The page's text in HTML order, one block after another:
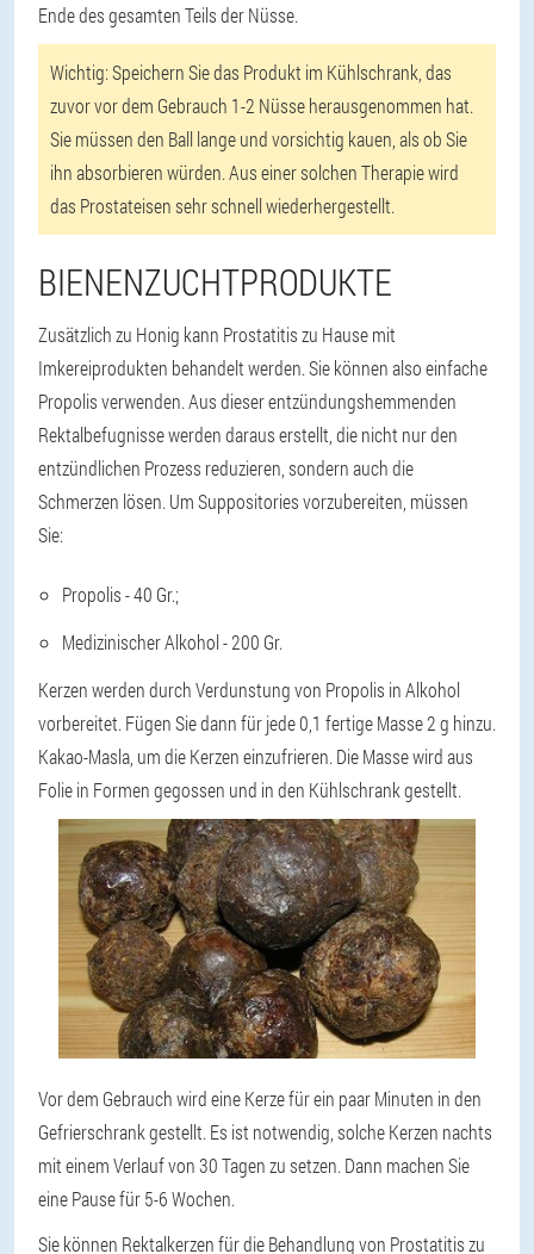
Ende des gesamten Teils der Nüsse.
Wichtig:Speichern Sie das Produkt im Kühlschrank, das
zuvor vor dem Gebrauch 1-2 Nüsse herausgenommen hat.
Sie müssen den Ball lange und vorsichtig kauen, als ob Sie
ihn absorbieren würden. Aus einer solchen Therapie wird
das Prostateisen sehr schnell wiederhergestellt.
BIENENZUCHTPRODUKTE
Zusätzlich zu Honig kann Prostatitis zu Hause mit
Imkereiprodukten behandelt werden. Sie können also einfache
Propolis verwenden. Aus dieser entzündungshemmenden
Rektalbefugnisse werden daraus erstellt, die nicht nur den
entzündlichen Prozess reduzieren, sondern auch die
Schmerzen lösen. Um Suppositories vorzubereiten, müssen
Sie:
Propolis - 40 Gr.;
Medizinischer Alkohol - 200 Gr.
Kerzen werden durch Verdunstung von Propolis in Alkohol
vorbereitet. Fügen Sie dann für jede 0,1 fertige Masse 2 g hinzu.
Kakao-Masla, um die Kerzen einzufrieren. Die Masse wird aus
Folie in Formen gegossen und in den Kühlschrank gestellt.
Vor dem Gebrauch wird eine Kerze für ein paar Minuten in den
Gefrierschrank gestellt. Es ist notwendig, solche Kerzen nachts
mit einem Verlauf von 30 Tagen zu setzen. Dann machen Sie
eine Pause für 5-6 Wochen.
Sie können Rektalkerzen für die Behandlung von Prostatitis zu